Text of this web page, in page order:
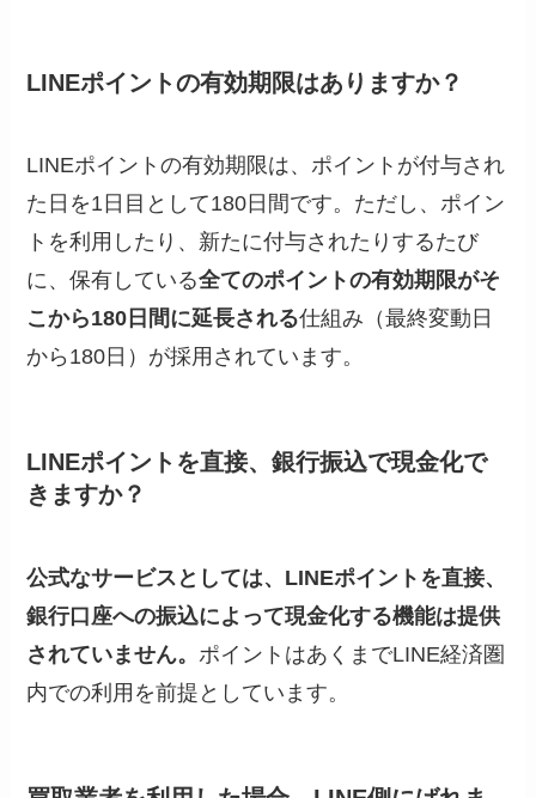
LINEポイントの有効期限はありますか？
LINEポイントの有効期限は、ポイントが付与され
た日を1日目として180日間です。ただし、ポイン
トを利用したり、新たに付与されたりするたび
に、保有している全てのポイントの有効期限がそ
こから180日間に延長される仕組み（最終変動日
から180日）が採用されています。
LINEポイントを直接、銀行振込で現金化で
きますか？
公式なサービスとしては、LINEポイントを直接、
銀行口座への振込によって現金化する機能は提供
されていません。 ポイントはあくまでLINE経済圏
内での利用を前提としています。